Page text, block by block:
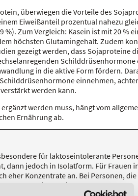
überwiegen die Vorteile des
Eiweißanteil prozentual nahezu
%). Zum Vergleich: Kasein ist mit 20 %
höchsten Glutamingehalt. Zudem
gezeigt werden, dass Sojaproteine
Schilddrüsenhormone
in die aktive Form fördern.
einnehmen,
werden kann.
werden muss, hängt vom
Ernährung ab.
für laktoseintolerante
dann jedoch in Isolatform. Für Frauen
eher Konzentrate an. Bei Personen, die
zuführen, ist Vorsicht geboten!